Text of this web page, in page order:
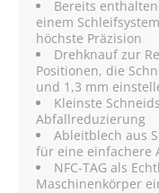
Bereits
einem
höchste Präzision
Drehknauf zur
Positionen, die
und 1,3 mm
Kleinste
Abfallreduzierung
Ableitblech aus
für eine einfachere
NFC-TAG als
Maschinenkörper